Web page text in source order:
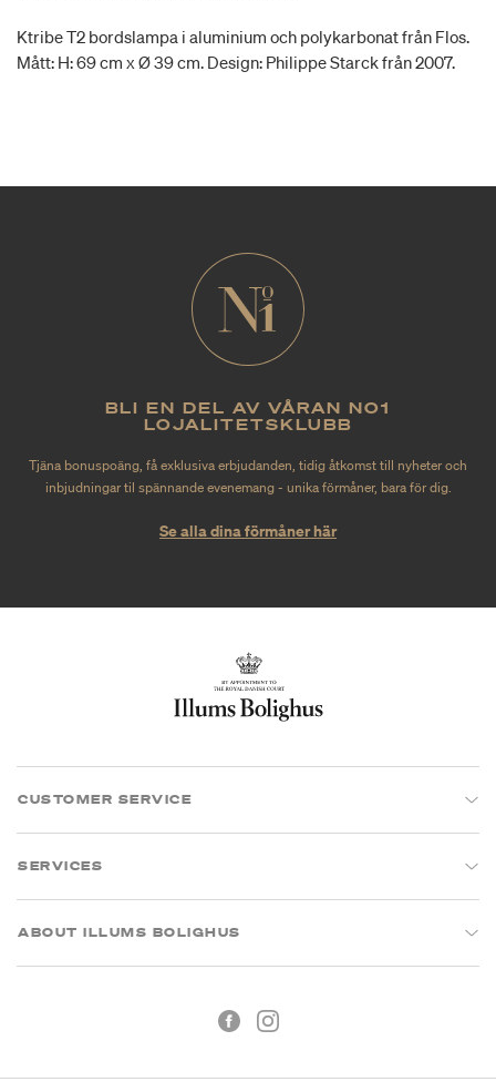
Ktribe T2 bordslampa i aluminium och polykarbonat från Flos.
Mått: H: 69 cm x Ø 39 cm. Design: Philippe Starck från 2007.
BLI EN DEL AV VÅRAN NO1
LOJALITETSKLUBB
Tjäna bonuspoäng, få exklusiva erbjudanden, tidig åtkomst till nyheter och
inbjudningar til spännande evenemang - unika förmåner, bara för dig.
Se alla dina förmåner här
CUSTOMER SERVICE
SERVICES
ABOUT ILLUMS BOLIGHUS